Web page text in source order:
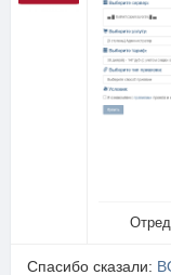
Спасибо сказали: